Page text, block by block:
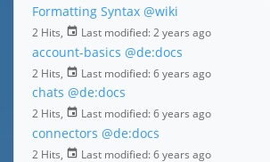
Formatting Syntax @wiki
2 Hits, Last modified: 2 years ago
account-basics @de:docs
2 Hits, Last modified: 6 years ago
chats @de:docs
2 Hits, Last modified: 6 years ago
connectors @de:docs
2 Hits, Last modified: 6 years ago